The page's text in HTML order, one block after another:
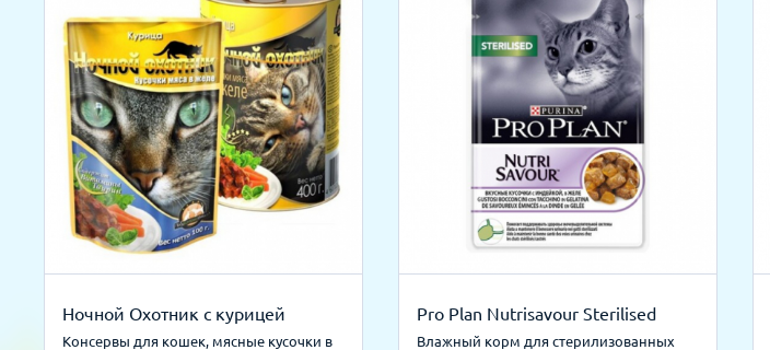
Ночной Охотник с курицей
Консервы для кошек, мясные кусочки в
Pro Plan Nutrisavour Sterilised
Влажный корм для стерилизованных